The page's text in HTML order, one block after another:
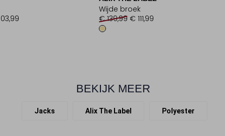
Wijde broek
€ 139,99 € 111,99
BEKIJK MEER
Jacks Alix The Label Polyester